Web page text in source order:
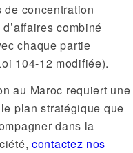
concentration
combiné
chaque partie
104-12 modifiée).
au Maroc requiert une
plan stratégique que
dans la
contactez nos